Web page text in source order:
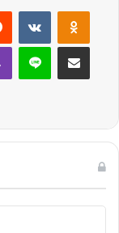
Reddit VKontakte
Viber Line E-Posta ile